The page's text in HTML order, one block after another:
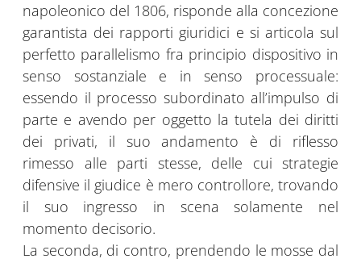
napoleonico del 1806, risponde alla concezione
garantista dei rapporti giuridici e si articola sul
perfetto parallelismo fra principio dispositivo in
senso sostanziale e in senso processuale:
essendo il processo subordinato all’impulso di
parte e avendo per oggetto la tutela dei diritti
dei privati, il suo andamento è di riflesso
rimesso alle parti stesse, delle cui strategie
difensive il giudice è mero controllore, trovando
il suo ingresso in scena solamente nel
momento decisorio.
La seconda, di contro, prendendo le mosse dal